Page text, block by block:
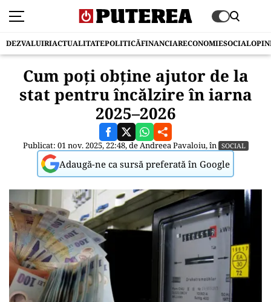
DEZVALUIRIACTUALITATEPOLITICĂFINANCIARECONOMIESOCIAL
Cum poți obține ajutor de la
stat pentru încălzire în iarna
2025–2026
Publicat: 01 nov. 2025, 22:48, deAndreea Pavaloiu, în SOCIAL
Adaugă-ne ca sursă preferată în Google